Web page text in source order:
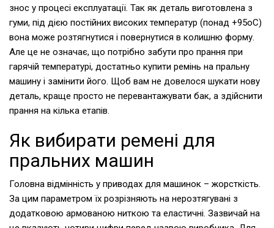
знос у процесі експлуатації. Так як деталь виготовлена ​​з
гуми, під дією постійних високих температур (понад +95оС)
вона може розтягнутися і повернутися в колишню форму.
Але це не означає, що потрібно забути про прання при
гарячій температурі, достатньо купити ремінь на пральну
машину і замінити його. Щоб вам не довелося шукати нову
деталь, краще просто не перевантажувати бак, а здійснити
прання на кілька етапів.
Як вибирати ремені для
пральних машин
Головна відмінність у приводах для машинок – жорсткість.
За цим параметром їх розрізняють на нерозтягувані з
додатковою армованою ниткою та еластичні. Зазвичай на